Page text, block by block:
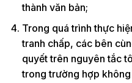
thành văn bản;
Trong quá trình thực
tranh chấp, các bên
quyết trên nguyên tắc
trong trường hợp